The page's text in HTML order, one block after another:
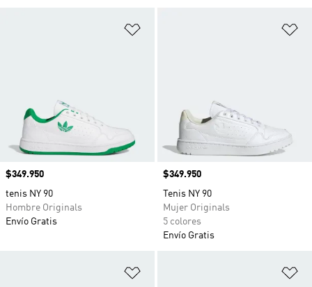
Precio
$349.950
tenis NY 90
Hombre Originals
Envío Gratis
Precio
$349.950
Tenis NY 90
Mujer Originals
5 colores
Envío Gratis